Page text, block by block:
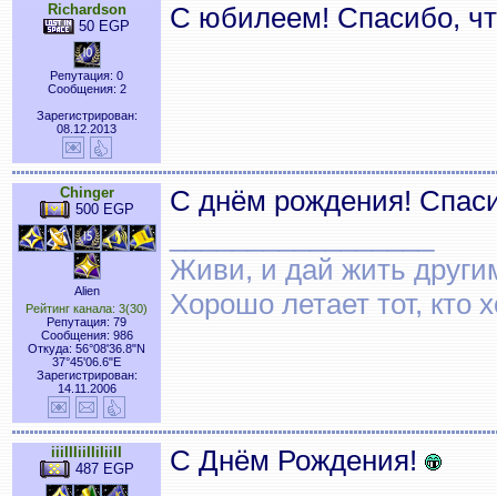
Richardson
50 EGP
Репутация: 0
Сообщения: 2
Зарегистрирован:
08.12.2013
С юбилеем! Спасибо,
Chinger
500 EGP
Alien
Рейтинг канала: 3(30)
Репутация: 79
Сообщения: 986
Откуда: 56°08'36.8"N
37°45'06.6"E
Зарегистрирован:
14.11.2006
С днём рождения!
Живи, и дай жить
Хорошо летает тот, кто
iiiIIIiiIIiIiiII
487 EGP
С Днём Рождения!